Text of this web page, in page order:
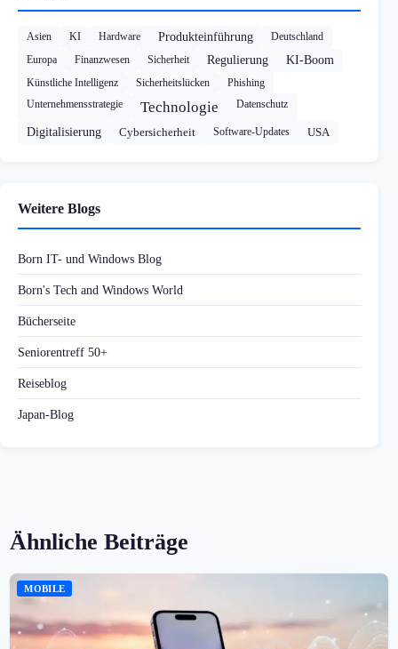
Asien KI Hardware Produkteinführung
Deutschland
Europa
Finanzwesen Sicherheit Regulierung KI-Boom
Künstliche Intelligenz Sicherheitslücken
Phishing
Unternehmensstrategie
Technologie Datenschutz
Digitalisierung Cybersicherheit Software-Updates USA
Weitere Blogs
Born IT- und Windows Blog
Born's Tech and Windows World
Bücherseite
Seniorentreff 50+
Reiseblog
Japan-Blog
Ähnliche Beiträge
MOBILE